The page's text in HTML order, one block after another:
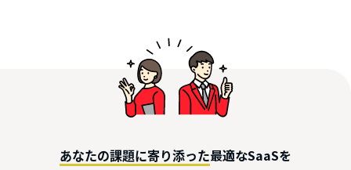
あなたの課題に寄り添った最適なSaaSを